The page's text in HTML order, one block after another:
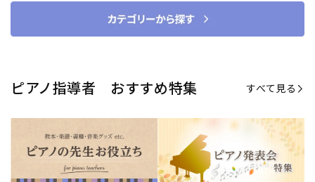
ピアノ指導者 おすすめ特集 すべて見る